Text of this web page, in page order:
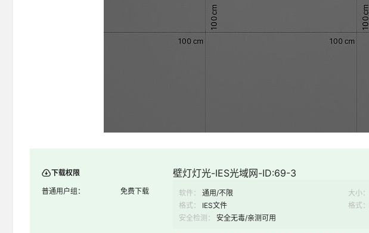
下载权限
普通用户组： 免费下载
壁灯灯光-IES光域网-ID:69-3
软件： 通用/不限 大小：
格式：
IES文件 格式：
安全检测：
安全无毒/亲测可用